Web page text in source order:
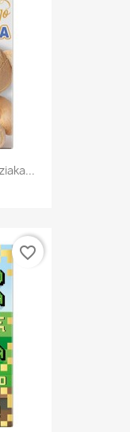
favorite_border